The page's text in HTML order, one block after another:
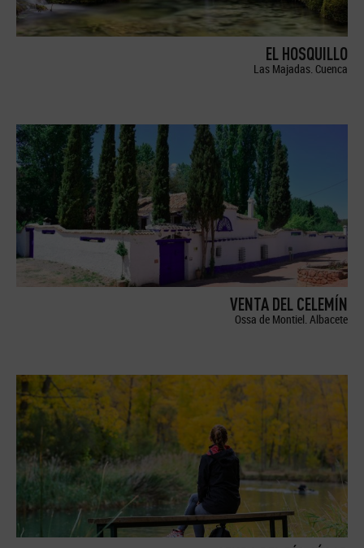
EL HOSQUILLO
Las Majadas. Cuenca
VENTA DEL CELEMÍN
Ossa de Montiel. Albacete